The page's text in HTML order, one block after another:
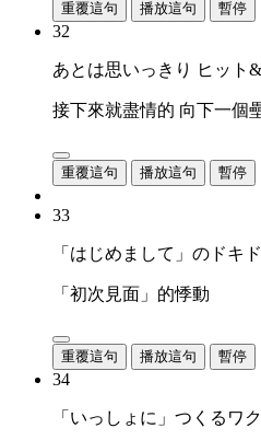
重覆這句 播放這句 暫停
32
あとは思いっきり ヒット
接下來就盡情的 向下一個
重覆這句 播放這句 暫停
33
「はじめまして」のドキ
「初次見面」的悸動
重覆這句 播放這句 暫停
34
「いっしょに」つくるワ